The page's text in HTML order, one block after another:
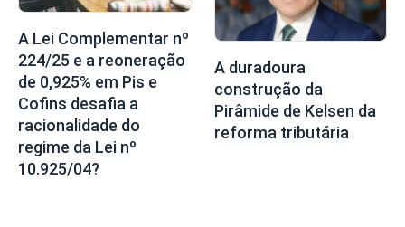
A Lei Complementar nº
224/25 e a reoneração
de 0,925% em Pis e
Cofins desafia a
racionalidade do
regime da Lei nº
10.925/04?
A duradoura
construção da
Pirâmide de Kelsen da
reforma tributária